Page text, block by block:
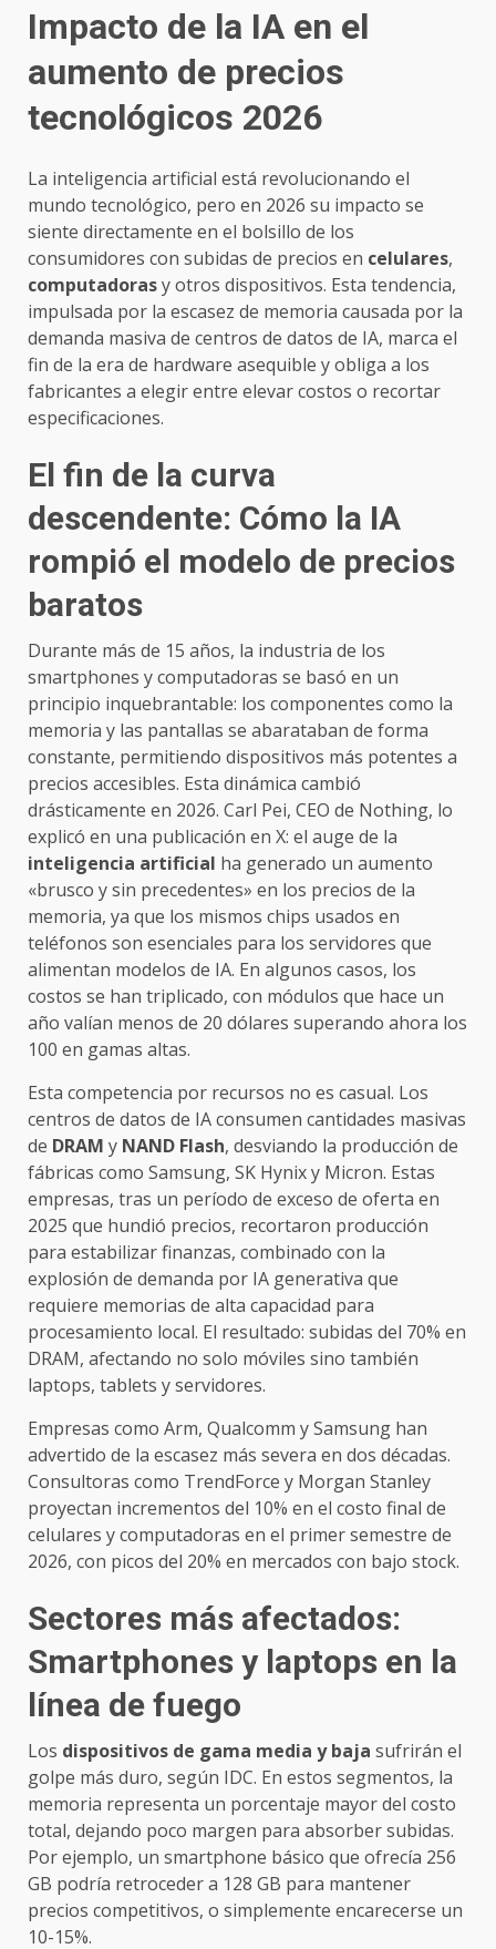
Impacto de la IA en el
aumento de precios
tecnológicos 2026
La inteligencia artificial está revolucionando el
mundo tecnológico, pero en 2026 su impacto se
siente directamente en el bolsillo de los
consumidores con subidas de precios en celulares,
computadorasy otros dispositivos. Esta tendencia,
impulsada por la escasez de memoria causada por la
demanda masiva de centros de datos de IA, marca el
fin de la era de hardware asequible y obliga a los
fabricantes a elegir entre elevar costos o recortar
especificaciones.
El fin de la curva
descendente: Cómo la IA
rompió el modelo de precios
baratos
Durante más de 15 años, la industria de los
smartphones y computadoras se basó en un
principio inquebrantable: los componentes como la
memoria y las pantallas se abarataban de forma
constante, permitiendo dispositivos más potentes a
precios accesibles. Esta dinámica cambió
drásticamente en 2026. Carl Pei, CEO de Nothing, lo
explicó en una publicación en X: el auge de la
inteligencia artificial ha generado un aumento
«brusco y sin precedentes» en los precios de la
memoria, ya que los mismos chips usados en
teléfonos son esenciales para los servidores que
alimentan modelos de IA. En algunos casos, los
costos se han triplicado, con módulos que hace un
año valían menos de 20 dólares superando ahora los
100 en gamas altas.
Esta competencia por recursos no es casual. Los
centros de datos de IA consumen cantidades masivas
de DRAM y NAND Flash, desviando la producción de
fábricas como Samsung, SK Hynix y Micron. Estas
empresas, tras un período de exceso de oferta en
2025 que hundió precios, recortaron producción
para estabilizar finanzas, combinado con la
explosión de demanda por IA generativa que
requiere memorias de alta capacidad para
procesamiento local. El resultado: subidas del 70% en
DRAM, afectando no solo móviles sino también
laptops, tablets y servidores.
Empresas como Arm, Qualcomm y Samsung han
advertido de la escasez más severa en dos décadas.
Consultoras como TrendForce y Morgan Stanley
proyectan incrementos del 10% en el costo final de
celulares y computadoras en el primer semestre de
2026, con picos del 20% en mercados con bajo stock.
Sectores más afectados:
Smartphones y laptops en la
línea de fuego
Los dispositivos de gama media y baja sufrirán el
golpe más duro, según IDC. En estos segmentos, la
memoria representa un porcentaje mayor del costo
total, dejando poco margen para absorber subidas.
Por ejemplo, un smartphone básico que ofrecía 256
GB podría retroceder a 128 GB para mantener
precios competitivos, o simplemente encarecerse un
10-15%.